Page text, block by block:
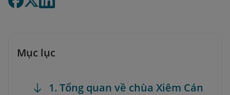
Mục lục
1. Tổng quan về chùa Xiêm Cán